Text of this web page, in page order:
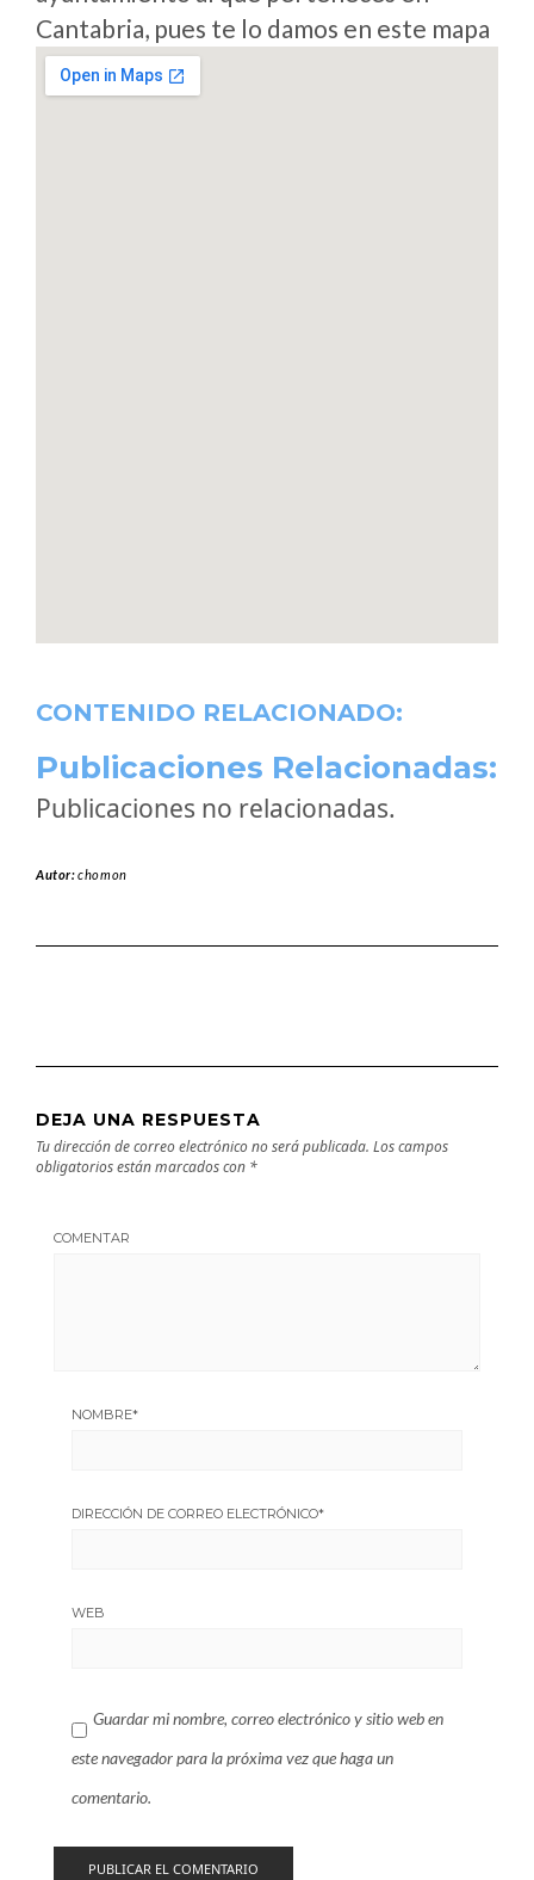
Cantabria, pues te lo damos en este mapa
CONTENIDO RELACIONADO:
Publicaciones Relacionadas:
Publicaciones no relacionadas.
Autor:chomon
DEJA UNA RESPUESTA
Tu dirección de correo electrónico no será publicada. Los campos
obligatorios están marcados con *
COMENTAR
NOMBRE*
DIRECCIÓN DE CORREO ELECTRÓNICO*
WEB
Guardar mi nombre, correo electrónico y sitio web en
este navegador para la próxima vez que haga un
comentario.